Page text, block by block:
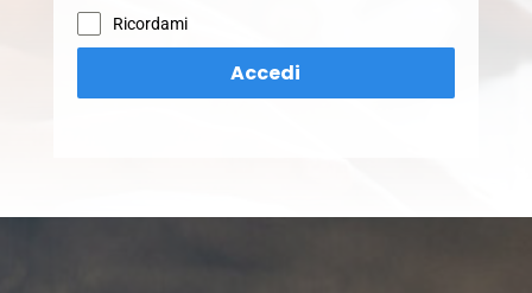
Ricordami
Accedi